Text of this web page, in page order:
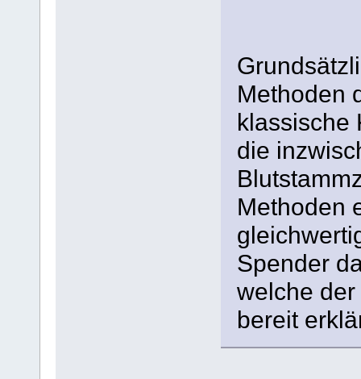
Methoden
klassische
die
Methoden
Spender
welche
bereit